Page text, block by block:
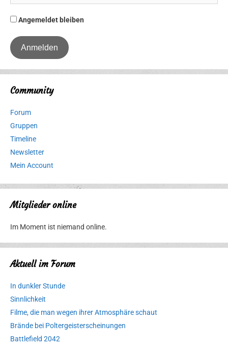
Angemeldet bleiben
Community
Forum
Gruppen
Timeline
Newsletter
Mein Account
Mitglieder online
Im Moment ist niemand online.
Aktuell im Forum
In dunkler Stunde
Sinnlichkeit
Filme, die man wegen ihrer Atmosphäre schaut
Brände bei Poltergeisterscheinungen
Battlefield 2042